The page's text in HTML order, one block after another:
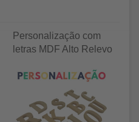
Personalização com
letras MDF Alto Relevo